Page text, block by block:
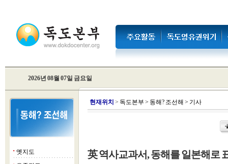
2026년 08월 07일 금요일
■ 옛지도
현재위치 > 독도본부 > 동해? 조선해 > 기사
英 역사교과서, 동해를 일본해로